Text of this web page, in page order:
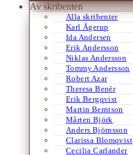
Av skribenten
Alla skribenter
Karl Ågerup
Ida Andersen
Erik Andersson
Niklas Andersson
Tommy Andersson
Robert Azar
Theresa Benér
Erik Bergqvist
Martin Berntson
Mårten Björk
Anders Björnsson
Clarissa Blomqvist
Cecilia Carlander